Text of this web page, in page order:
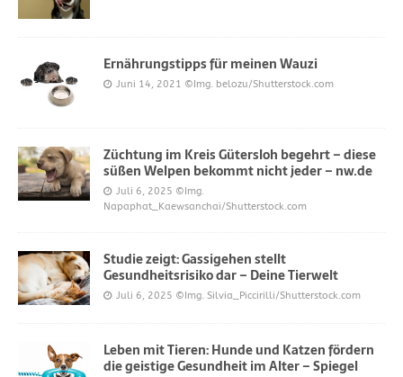
Ernährungstipps für meinen Wauzi
Juni 14, 2021 ©Img. belozu/Shutterstock.com
Züchtung im Kreis Gütersloh begehrt – diese
süßen Welpen bekommt nicht jeder – nw.de
Juli 6, 2025 ©Img.
Napaphat_Kaewsanchai/Shutterstock.com
Studie zeigt: Gassigehen stellt
Gesundheitsrisiko dar – Deine Tierwelt
Juli 6, 2025 ©Img. Silvia_Piccirilli/Shutterstock.com
Leben mit Tieren: Hunde und Katzen fördern
die geistige Gesundheit im Alter – Spiegel